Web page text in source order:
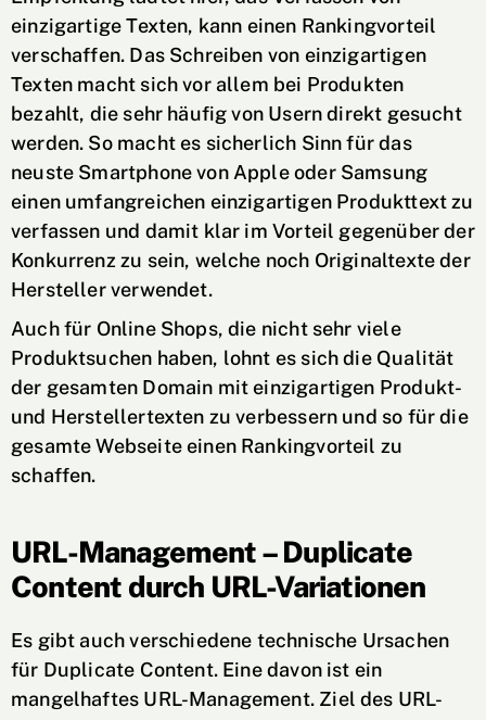
einzigartige Texten, kann einen Rankingvorteil
verschaffen. Das Schreiben von einzigartigen
Texten macht sich vor allem bei Produkten
bezahlt, die sehr häufig von Usern direkt gesucht
werden. So macht es sicherlich Sinn für das
neuste Smartphone von Apple oder Samsung
einen umfangreichen einzigartigen Produkttext zu
verfassen und damit klar im Vorteil gegenüber der
Konkurrenz zu sein, welche noch Originaltexte der
Hersteller verwendet.
Auch für Online Shops, die nicht sehr viele
Produktsuchen haben, lohnt es sich die Qualität
der gesamten Domain mit einzigartigen Produkt-
und Herstellertexten zu verbessern und so für die
gesamte Webseite einen Rankingvorteil zu
schaffen.
URL-Management – Duplicate
Content durch URL-Variationen
Es gibt auch verschiedene technische Ursachen
für Duplicate Content. Eine davon ist ein
mangelhaftes URL-Management. Ziel des URL-